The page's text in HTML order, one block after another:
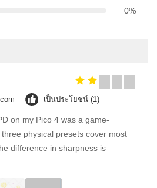
0%
เป็นประโยชน์ (1)
on my Pico 4 was a game-
physical presets cover most
difference in sharpness is